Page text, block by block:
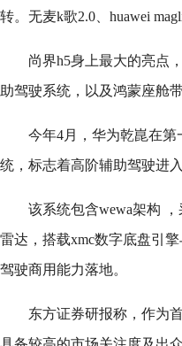
转。无麦k歌2.0、huawei
尚界h5身上最大的亮点
助驾驶系统，以及鸿蒙座舱
今年4月，华为乾崑在第
统，标志着高阶辅助驾驶进
该系统包含wewa架构
雷达，搭载xmc数字底盘引
驾驶商用能力落地。
东方证券研报称，作为